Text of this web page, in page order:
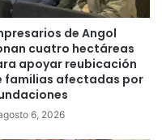
de Angol
cuatro hectáreas
apoyar reubicación
familias afectadas por
6, 2026